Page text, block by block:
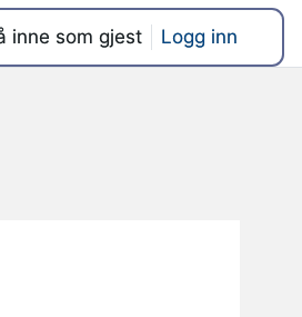
inne som gjest Logg inn